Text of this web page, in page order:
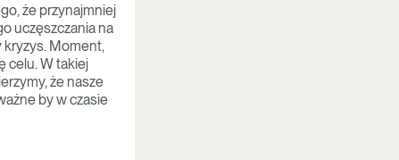
że przynajmniej
uczęszczania na
kryzys. Moment,
celu. W takiej
że nasze
by w czasie